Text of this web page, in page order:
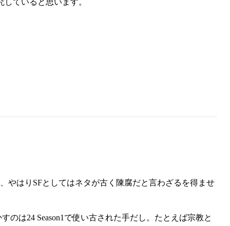
ていると思います。
やはりSFとしてはネタが古く陳腐だと言わざるを得ませ
は24 Season1で使い古された手だし。たとえば宗教と